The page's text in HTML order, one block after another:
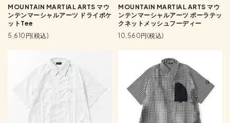
MOUNTAIN MARTIAL ARTS マウ
ンテンマーシャルアーツ ドライポケ
ットTee
5,610円(税込)
MOUNTAIN MARTIAL ARTS マウ
ンテンマーシャルアーツ ポーラテッ
クネットメッシュフーディー
10,560円(税込)